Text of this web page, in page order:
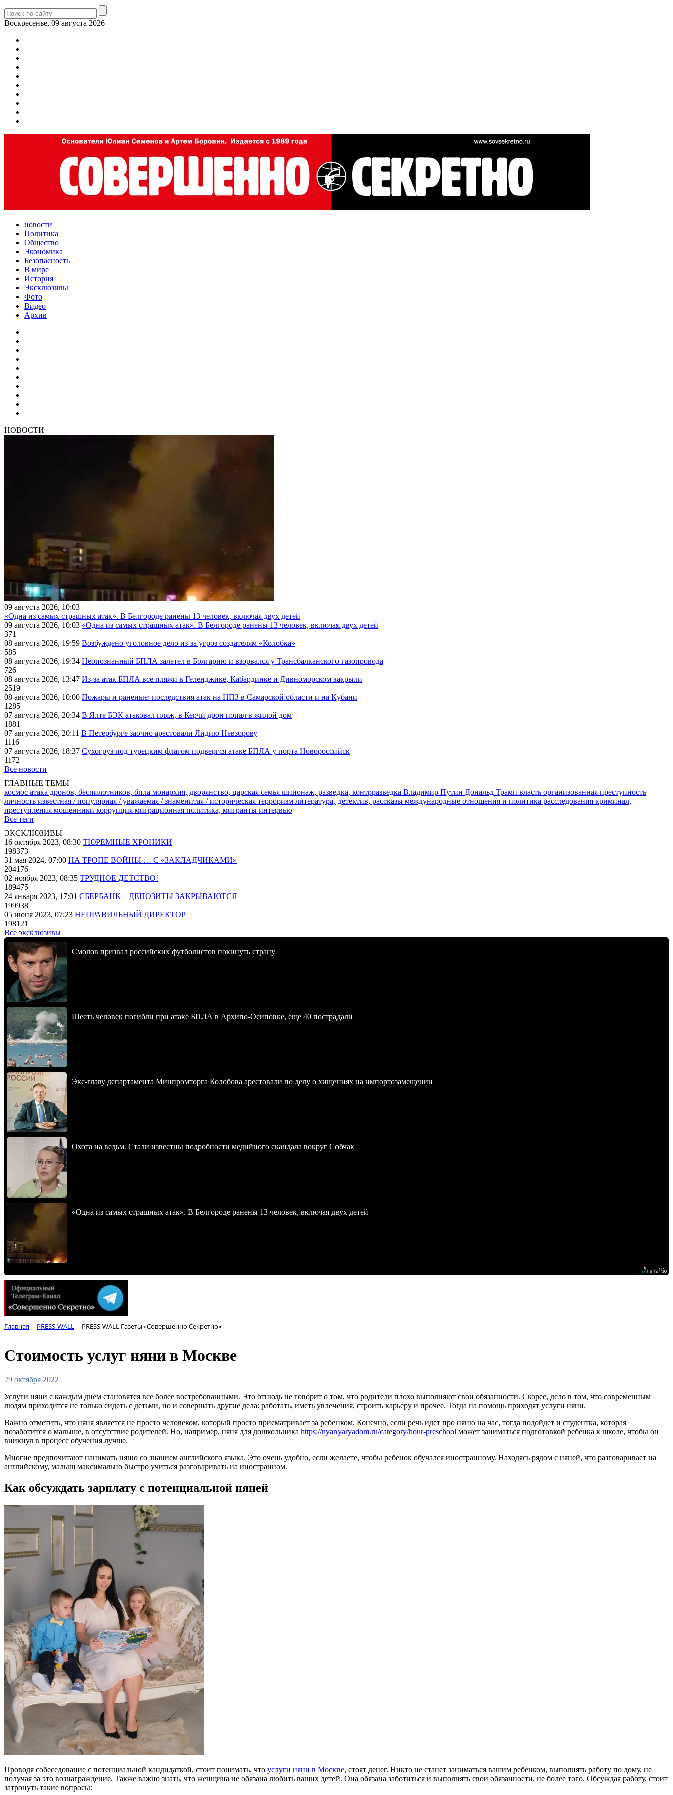
Воскресенье, 09 августа 2026
новости
Политика
Общество
Экономика
Безопасность
В мире
История
Эксклюзивы
Фото
Видео
Архив
НОВОСТИ
09 августа 2026, 10:03
«Одна из самых страшных атак». В Белгороде ранены 13 человек, включая двух детей
09 августа 2026, 10:03 «Одна из самых страшных атак». В Белгороде ранены 13 человек, включая двух детей
371
08 августа 2026, 19:59 Возбуждено уголовное дело из-за угроз создателям «Колобка»
585
08 августа 2026, 19:34 Неопознанный БПЛА залетел в Болгарию и взорвался у Трансбалканского газопровода
726
08 августа 2026, 13:47 Из-за атак БПЛА все пляжи в Геленджике, Кабардинке и Дивноморском закрыли
2519
08 августа 2026, 10:00 Пожары и раненые: последствия атак на НПЗ в Самарской области и на Кубани
1285
07 августа 2026, 20:34 В Ялте БЭК атаковал пляж, в Керчи дрон попал в жилой дом
1881
07 августа 2026, 20:11 В Петербурге заочно арестовали Лидию Невзорову
1116
07 августа 2026, 18:37 Сухогруз под турецким флагом подвергся атаке БПЛА у порта Новороссийск
1172
Все новости
ГЛАВНЫЕ ТЕМЫ
космос атака дронов, беспилотников, бпла монархия, дворянство, царская семья шпионаж, разведка, контрразведка Владимир Путин Дональд Трамп власть организованная преступность
личность известная / популярная / уважаемая / знаменитая / историческая терроризм литература, детектив, рассказы международные отношения и политика расследования криминал,
преступления мошенники коррупция миграционная политика, мигранты интервью
Все теги
ЭКСКЛЮЗИВЫ
16 октября 2023, 08:30 ТЮРЕМНЫЕ ХРОНИКИ
198373
31 мая 2024, 07:00 НА ТРОПЕ ВОЙНЫ … С «ЗАКЛАДЧИКАМИ»
204176
02 ноября 2023, 08:35 ТРУДНОЕ ДЕТСТВО!
189475
24 января 2023, 17:01 СБЕРБАНК – ДЕПОЗИТЫ ЗАКРЫВАЮТСЯ
199938
05 июня 2023, 07:23 НЕПРАВИЛЬНЫЙ ДИРЕКТОР
198121
Все эксклюзивы
Смолов призвал российских футболистов покинуть страну
Шесть человек погибли при атаке БПЛА в Архипо-Осиповке, еще 40 пострадали
Экс-главу департамента Минпромторга Колобова арестовали по делу о хищениях на импортозамещении
Охота на ведьм. Стали известны подробности медийного скандала вокруг Собчак
«Одна из самых страшных атак». В Белгороде ранены 13 человек, включая двух детей
Главная PRESS-WALL PRESS-WALL Газеты «Совершенно Секретно»
Стоимость услуг няни в Москве
29 октября 2022
Услуги няни с каждым днем становятся все более востребованными. Это отнюдь не говорит о том, что родители плохо выполняют свои обязанности. Скорее, дело в том, что современным
людям приходится не только сидеть с детьми, но и совершать другие дела: работать, иметь увлечения, строить карьеру и прочее. Тогда на помощь приходят услуги няни.
Важно отметить, что няня является не просто человеком, который просто присматривает за ребенком. Конечно, если речь идет про няню на час, тогда подойдет и студентка, которая
позаботится о малыше, в отсутствие родителей. Но, например, няня для дошкольника https://nyanyaryadom.ru/category/hour-preschool может заниматься подготовкой ребенка к школе, чтобы он
вникнул в процесс обучения лучше.
Многие предпочитают нанимать няню со знанием английского языка. Это очень удобно, если желаете, чтобы ребенок обучался иностранному. Находясь рядом с няней, что разговаривает на
английскому, малыш максимально быстро учиться разговаривать на иностранном.
Как обсуждать зарплату с потенциальной няней
Проводя собеседование с потенциальной кандидаткой, стоит понимать, что услуги няни в Москве, стоят денег. Никто не станет заниматься вашим ребенком, выполнять работу по дому, не
получая за это вознаграждение. Также важно знать, что женщина не обязана любить ваших детей. Она обязана заботиться и выполнять свои обязанности, не более того. Обсуждая работу, стоит
затронуть такие вопросы: